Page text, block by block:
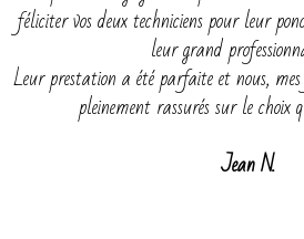
féliciter vos deux techniciens pour leur
leur grand
Leur prestation a été parfaite et nous,
pleinement rassurés sur le choix
Jean N.